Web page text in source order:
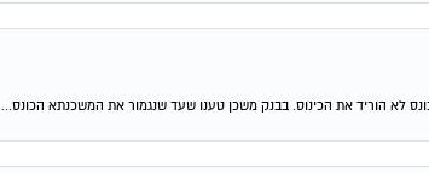
לא הוריד את הכינוס. בבנק משכן טענו שעד שנגמור את המשכנתא הכונס...